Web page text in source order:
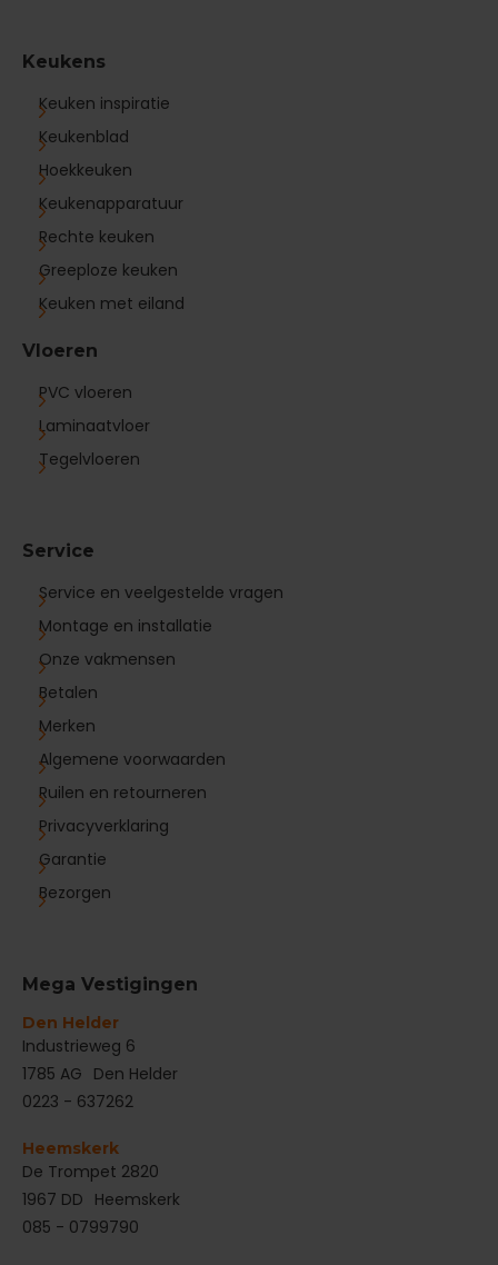
Keukens
Keuken inspiratie
Keukenblad
Hoekkeuken
Keukenapparatuur
Rechte keuken
Greeploze keuken
Keuken met eiland
Vloeren
PVC vloeren
Laminaatvloer
Tegelvloeren
Service
Service en veelgestelde vragen
Montage en installatie
Onze vakmensen
Betalen
Merken
Algemene voorwaarden
Ruilen en retourneren
Privacyverklaring
Garantie
Bezorgen
Mega Vestigingen
Den Helder
‌Industrieweg 6
1785 AG Den Helder
0223 - 637262
Heemskerk
De Trompet 2820
1967 DD Heemskerk
085 - 0799790